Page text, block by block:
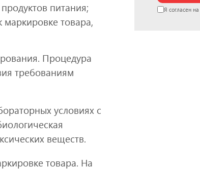
питания;
товара,
Процедура
требованиям
условиях с
веществ.
товара. На
Я согласен на